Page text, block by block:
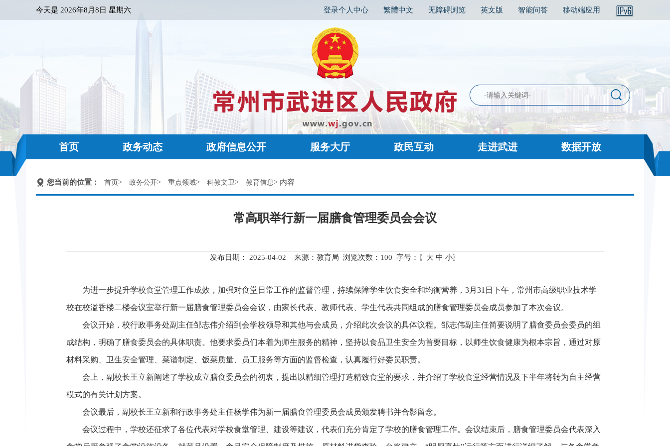
今天是 2026年8月8日 星期六 登录个人中心 繁體中文 无障碍浏览 英文版 智能问答 移动端应用
首页 政务动态 政府信息公开 服务大厅 政民互动 走进武进 数据开放
您当前的位置： 首页> 政务公开> 重点领域> 科教文卫> 教育信息> 内容
常高职举行新一届膳食管理委员会会议
发布日期： 2025-04-02 来源：教育局 浏览次数： 100 字号：〖 大 中 小〗
为进一步提升学校食堂管理工作成效，加强对食堂日常工作的监督管理，持续保障学生饮食安全和均衡营养，3月31日下午，常州市高级职业技术学
校在校溢香楼二楼会议室举行新一届膳食管理委员会会议，由家长代表、教师代表、学生代表共同组成的膳食管理委员会成员参加了本次会议。
会议开始，校行政事务处副主任邹志伟介绍到会学校领导和其他与会成员，介绍此次会议的具体议程。邹志伟副主任简要说明了膳食委员会委员的组
成结构，明确了膳食委员会的具体职责。他要求委员们本着为师生服务的精神，坚持以食品卫生安全为首要目标，以师生饮食健康为根本宗旨，通过对原
材料采购、卫生安全管理、菜谱制定、饭菜质量、员工服务等方面的监督检查，认真履行好委员职责。
会上，副校长王立新阐述了学校成立膳食委员会的初衷，提出以精细管理打造精致食堂的要求，并介绍了学校食堂经营情况及下半年将转为自主经营
模式的有关计划方案。
会议最后，副校长王立新和行政事务处主任杨学伟为新一届膳食管理委员会成员颁发聘书并合影留念。
会议过程中，学校还征求了各位代表对学校食堂管理、建设等建议，代表们充分肯定了学校的膳食管理工作。会议结束后，膳食管理委员会代表深入